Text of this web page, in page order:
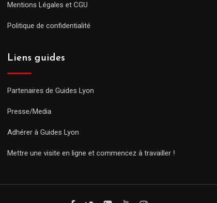
Mentions Légales et CGU
Politique de confidentialité
Liens guides
Partenaires de Guides Lyon
Presse/Media
Adhérer à Guides Lyon
Mettre une visite en ligne et commencez à travailler !